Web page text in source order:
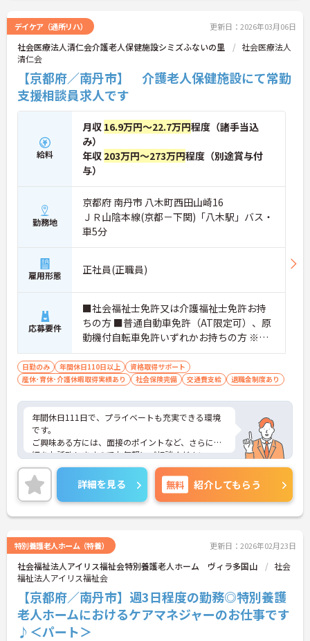
デイケア（通所リハ） 更新日：2026年03月06日
社会医療法人清仁会介護老人保健施設シミズふないの里
社会医療法人
清仁会
【京都府／南丹市】 介護老人保健施設にて常勤
支援相談員求人です
給料
月収 16.9万円～22.7万円程度（諸手当込
み）
年収 203万円～273万円程度（別途賞与付
与）
勤務地
京都府 南丹市 八木町西田山崎16
ＪＲ山陰本線(京都－下関)「八木駅」バス・
車5分
雇用形態 正社員(正職員)
応募要件
■社会福祉士免許又は介護福祉士免許お持
ちの方 ■普通自動車免許（AT限定可）、原
動機付自転車免許いずれかお持ちの方 ※経
験ある方は尚良し
日勤のみ 年間休日110日以上
資格取得サポート
産休･育休･介護休暇取得実績あり
社会保険完備 交通費支給 退職金制度あり
年間休日111日で、プライベートも充実できる環境
です。
ご興味ある方には、面接のポイントなど、さらに詳
細をお話致しますのでお気軽にご相談ください。
詳細を見る 無料 紹介してもらう
特別養護老人ホーム（特養） 更新日：2026年02月23日
社会福祉法人アイリス福祉会特別養護老人ホーム ヴィラ多国山
社会
福祉法人アイリス福祉会
【京都府／南丹市】週3日程度の勤務◎特別養護
老人ホームにおけるケアマネジャーのお仕事です
♪＜パート＞